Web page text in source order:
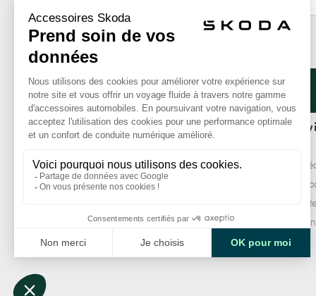
ok
La Boutique
Comment commander ?
Mentions légales
Nos
Paiement
Garantie
Échange /
Services